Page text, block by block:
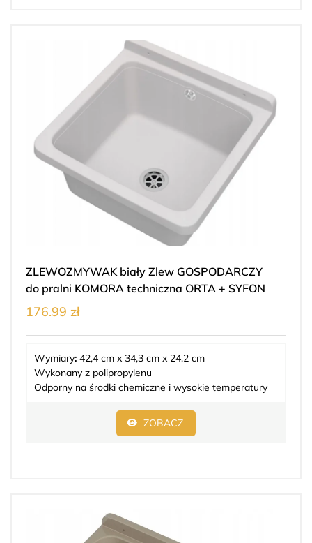
ZLEWOZMYWAK biały Zlew GOSPODARCZY
do pralni KOMORA techniczna ORTA + SYFON
176.99 zł
Wymiary: 42,4 cm x 34,3 cm x 24,2 cm
Wykonany z polipropylenu
Odporny na środki chemiczne i wysokie temperatury
ZOBACZ